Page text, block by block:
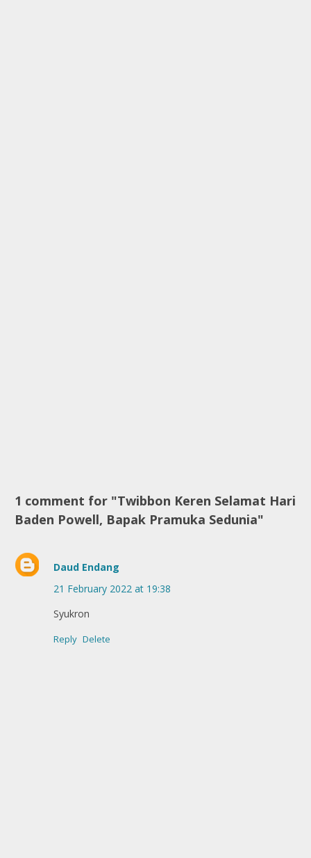
1 comment for "Twibbon Keren Selamat Hari
Baden Powell, Bapak Pramuka Sedunia"
Daud Endang
21 February 2022 at 19:38
Syukron
Reply Delete